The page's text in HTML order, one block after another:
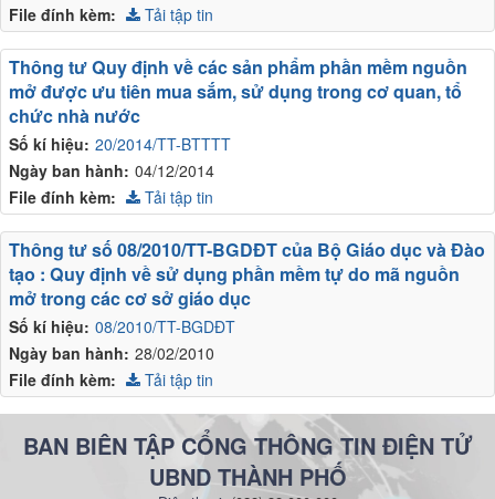
File đính kèm: Tải tập tin
Số kí hiệu: 20/2014/TT-BTTTT
Ngày ban hành: 04/12/2014
Thông tư Quy định về các sản phẩm phần mềm nguồn
mở được ưu tiên mua sắm, sử dụng trong cơ quan, tổ
chức nhà nước
File đính kèm: Tải tập tin
Số kí hiệu: 08/2010/TT-BGDĐT
Ngày ban hành: 28/02/2010
Thông tư số 08/2010/TT-BGDĐT của Bộ Giáo dục và Đào
tạo : Quy định về sử dụng phần mềm tự do mã nguồn
mở trong các cơ sở giáo dục
File đính kèm: Tải tập tin
BAN BIÊN TẬP CỔNG THÔNG TIN ĐIỆN TỬ
UBND THÀNH PHỐ